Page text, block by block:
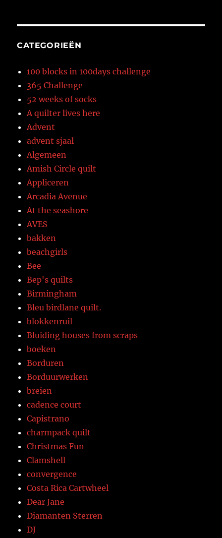
CATEGORIEËN
100 blocks in 100days challenge
365 Challenge
52 weeks of socks
A quilter lives here
Advent
advent sjaal
Algemeen
Amish Circle quilt
Appliceren
Arcadia Avenue
At the seashore
AVES
bakken
beachgirls
Bee
Bep's quilts
Birmingham
Bleu birdlane quilt.
blokkenruil
Bluiding houses from scraps
boeken
Borduren
Borduurwerken
breien
cadence court
Capistrano
charmpack quilt
Christmas Fun
Clamshell
convergence
Costa Rica Cartwheel
Dear Jane
Diamanten Sterren
DJ